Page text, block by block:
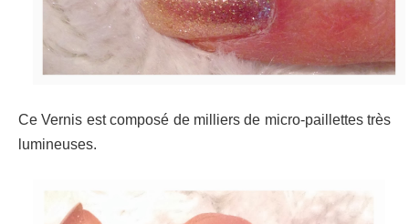
Ce Vernis est composé de milliers de micro-paillettes très
lumineuses.